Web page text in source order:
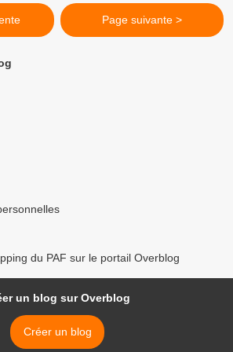
Page suivante >
du PAF sur le portail Overblog
un blog sur Overblog
Créer un blog